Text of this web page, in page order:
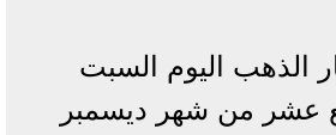
الذهب اليوم السبت
عشر من شهر ديسمبر